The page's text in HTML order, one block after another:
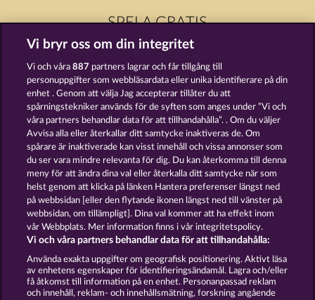
SPELA GRATIS
TOWER OF POWER TEXAS TYCOON
BACK TO THE FRUITS CREATURES OF THE NIGHT
Användarvillkor Sekretesspolicy Avtryck
Vi bryr oss om din integritet
Vi och våra887 partners lagrar och får tillgång till
personuppgifter som webbläsardata eller unika identifierare på din
enhet . Genom att välja Jag accepterar tillåter du att
spårningstekniker används för de syften som anges under ”Vi och
våra partners behandlar data för att tillhandahålla”. . Om du väljer
Avvisa alla eller återkallar ditt samtycke inaktiveras de. Om
spårare är inaktiverade kan visst innehåll och vissa annonser som
du ser vara mindre relevanta för dig. Du kan återkomma till denna
meny för att ändra dina val eller återkalla ditt samtycke när som
helst genom att klicka på länken Hantera preferenser längst ned
på webbsidan [eller den flytande ikonen längst ned till vänster på
webbsidan, om tillämpligt]. Dina val kommer att ha effekt inom
vår Webbplats. Mer information finns i vår integritetspolicy.
Vi och våra partners behandlar data för att tillhandahålla:
Använda exakta uppgifter om geografisk positionering. Aktivt läsa
av enhetens egenskaper för identifieringsändamål. Lagra och/eller
få åtkomst till information på en enhet. Personanpassad reklam
och innehåll, reklam- och innehållsmätning, forskning angående